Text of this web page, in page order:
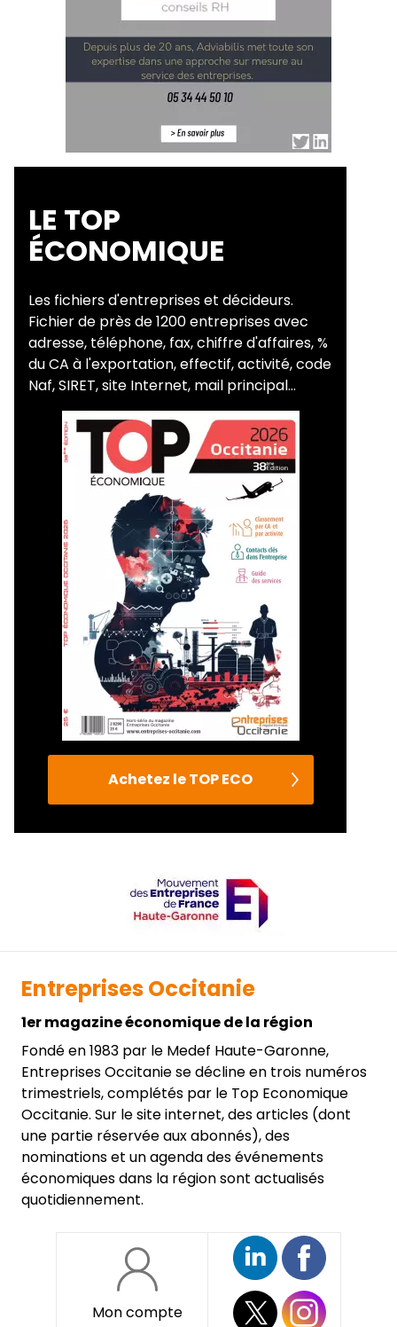
LE TOP
ÉCONOMIQUE
Les fichiers d'entreprises et décideurs.
Fichier de près de 1200 entreprises avec
adresse, téléphone, fax, chiffre d'affaires, %
du CA à l'exportation, effectif, activité, code
Naf, SIRET, site Internet, mail principal...
Achetez le TOP ECO
Entreprises Occitanie
1er magazine économique de la région
Fondé en 1983 par le Medef Haute-Garonne,
Entreprises Occitanie se décline en trois numéros
trimestriels, complétés par le Top Economique
Occitanie. Sur le site internet, des articles (dont
une partie réservée aux abonnés), des
nominations et un agenda des événements
économiques dans la région sont actualisés
quotidiennement.
Mon compte